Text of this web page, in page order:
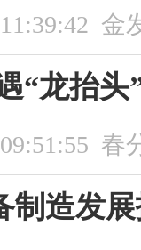
金
“龙抬头
春
制造发